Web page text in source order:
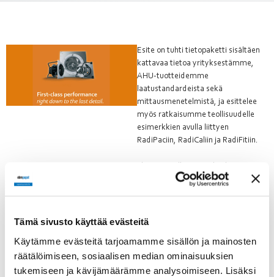
Tämä sivusto käyttää evästeitä
Käytämme evästeitä tarjoamamme sisällön ja mainosten
räätälöimiseen, sosiaalisen median ominaisuuksien
tukemiseen ja kävijämäärämme analysoimiseen. Lisäksi
Esite on tuhti tietopaketti sisältäen
kattavaa tietoa yrityksestämme,
AHU-tuotteidemme
laatustandardeista sekä
mittausmenetelmistä, ja esittelee
myös ratkaisumme teollisuudelle
esimerkkien avulla liittyen
RadiPaciin, RadiCaliin ja RadiFitiin.
kokonaisuuteen. Olemme
yksittäisen komponentin korkeaan
toimintaan. Huipputehokkaan
GreenTech EC -moottorin, älykkään
ohjauselektroniikan ja optimoidun